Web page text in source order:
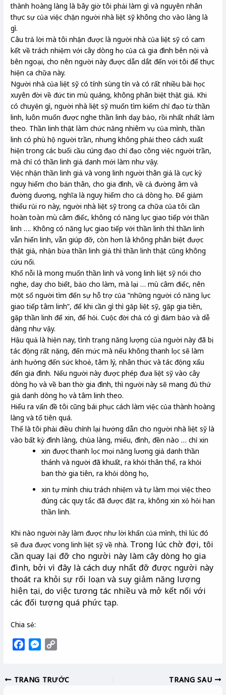
thành hoàng làng là bây giờ tôi phải làm gì và nguyên nhân
thực sự của việc chặn người nhà liệt sỹ không cho vào làng là
gì.
Câu trả lời mà tôi nhận được là người nhà của liệt sỹ có cam
kết về trách nhiệm với cây dòng họ của cả gia đình bên nội và
bên ngoại, cho nên người này được dẫn dắt đến với tôi để thực
hiện ca chữa này.
Người nhà của liệt sỹ có tính sùng tín và có rất nhiều bài học
xuyên đời về đức tin mù quáng, không phân biệt thật giả. Khi
có chuyện gì, người nhà liệt sỹ muốn tìm kiếm chỉ đạo từ thần
linh, luôn muốn được nghe thần linh dạy bảo, rồi nhất nhất làm
theo. Thần linh thật làm chức năng nhiêm vụ của mình, thần
linh có phù hộ người trần, nhưng không phải theo cách xuất
hiện trong các buổi cầu cúng đạo chỉ đạo công việc người trần,
mà chỉ có thần linh giả danh mới làm như vậy.
Việc nhận thần linh giả và vong linh người thân giả là cực kỳ
nguy hiểm cho bản thân, cho gia đình, về cả đường âm và
đường dương, nghĩa là nguy hiểm cho cả dòng họ. Để giảm
thiểu rủi ro này, người nhà liệt sỹ trong ca chữa của tôi cần
hoàn toàn mù câm điếc, không có năng lực giao tiếp với thần
linh …. Không có năng lực giao tiếp với thần linh thì thần linh
vẫn hiển linh, vẫn giúp đỡ, còn hơn là không phân biệt được
thật giả, nhận bừa thần linh giả thì thần linh thật cũng không
cứu nổi.
Khổ nỗi là mong muốn thần linh và vong linh liệt sỹ nói cho
nghe, day cho biết, bảo cho làm, mà lại … mù câm điếc, nên
một số người tìm đến sự hỗ trợ của “những người có năng lực
giao tiếp tâm linh”, để khi cần gì thì găp liệt sỹ, gặp gia tiên,
gặp thần linh để xin, để hỏi. Cuộc đời chả có gì đảm bảo và dễ
dàng như vậy.
Hậu quả là hiện nay, tình trạng năng lượng của người này đã bị
tác động rất nặng, đến mức mà nếu không thanh lọc sẽ làm
ảnh hưởng đến sức khoẻ, tâm lý, nhân thức và tác động xấu
đến gia đình. Nếu người này được phép đưa liệt sỹ vào cây
dòng họ và về ban thờ gia đình, thì người này sẽ mang đủ thứ
giả danh dòng họ và tâm linh theo.
Hiểu ra vấn đề tôi cũng bái phục cách làm việc của thành hoàng
làng và tổ tiên quá.
Thế là tôi phải điều chỉnh lại hướng dẫn cho người nhà liệt sỹ là
vào bất kỳ đình làng, chùa làng, miếu, đình, đền nào … chỉ xin
xin được thanh lọc mọi năng lương giả danh thần
thánh và người đã khuất, ra khỏi thân thể, ra khỏi
ban thờ gia tiên, ra khỏi dòng họ,
xin tự mình chiu trách nhiệm và tự làm mọi việc theo
đúng các quy tắc đã được đặt ra, không xin xỏ hỏi han
thần linh.
Khi nào người này làm được như lời khấn của mình, thì lúc đó
sẽ đưa được vong linh liệt sỹ về nhà. Trong lúc chờ đợi, tôi
cần quay lại đỡ cho người này làm cây dòng họ gia
đình, bởi vì đây là cách duy nhất đỡ được người này
thoát ra khỏi sự rối loạn và suy giảm năng lượng
hiện tại, do việc tương tác nhiều và mở kết nối với
các đối tượng quá phức tạp.
Chia sẻ:
e
M
s
y
TRANG TRƯỚC TRANG SAU